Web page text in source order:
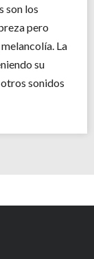
son los
pero
La
su
sonidos